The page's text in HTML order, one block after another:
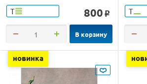
Т 800 o
В корзину
Т
новинка